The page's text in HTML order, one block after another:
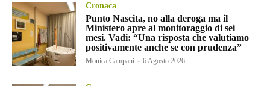
Cronaca
Punto Nascita, no alla deroga ma il
Ministero apre al monitoraggio di sei
mesi. Vadi: “Una risposta che valutiamo
positivamente anche se con prudenza”
Monica Campani - 6 Agosto 2026